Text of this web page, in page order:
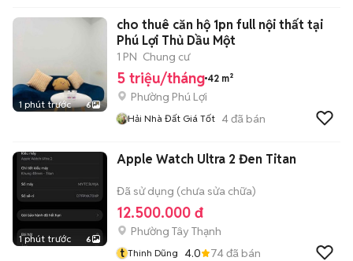
1 phút trước 6
cho thuê căn hộ 1pn full nội thất tại
Phú Lợi Thủ Dầu Một
1 PN Chung cư
5 triệu/tháng 42 m²
Phường Phú Lợi
Hải Nhà Đất Giá Tốt 4đã bán
1 phút trước 6
Apple Watch Ultra 2 Đen Titan
Đã sử dụng (chưa sửa chữa)
12.500.000 đ
Phường Tây Thạnh
t Thinh Dũng 4.0 74đã bán